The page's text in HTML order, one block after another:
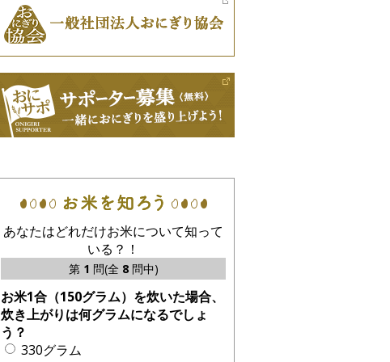
あなたはどれだけお米について知って
いる？！
第 1 問(全 8問中)
お米1合（150グラム）を炊いた場合、
炊き上がりは何グラムになるでしょ
う？
330グラム